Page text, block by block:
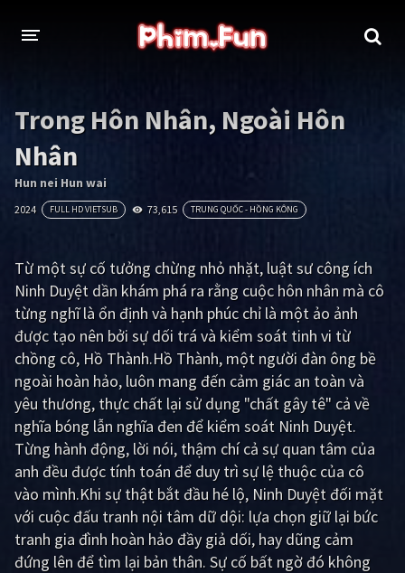
Thần thoại - Cổ trang
Tâm lý Chiến tranh
Võ thuật - Kiếm hiệp Nhạc kịch
Phiêu lưu Hài hước
Viễn tưởng Khoa học - Tài liệu
Hoạt hình Thể thao
Tình cảm - Lãng mạn Kỳ ảo
Giật gân Gia đình
Bí ẩn Lịch sử
Viễn Tây Tiểu sử
GameShow DramaTV
Trong Hôn Nhân, Ngoài Hôn
Nhân
Hun nei Hun wai
2024 FULL HD VIETSUB 73,615 TRUNG QUỐC - HỒNG KÔNG
Từ một sự cố tưởng chừng nhỏ nhặt, luật sư công ích
Ninh Duyệt dần khám phá ra rằng cuộc hôn nhân mà cô
từng nghĩ là ổn định và hạnh phúc chỉ là một ảo ảnh
được tạo nên bởi sự dối trá và kiểm soát tinh vi từ
chồng cô, Hồ Thành.Hồ Thành, một người đàn ông bề
ngoài hoàn hảo, luôn mang đến cảm giác an toàn và
yêu thương, thực chất lại sử dụng "chất gây tê" cả về
nghĩa bóng lẫn nghĩa đen để kiểm soát Ninh Duyệt.
Từng hành động, lời nói, thậm chí cả sự quan tâm của
anh đều được tính toán để duy trì sự lệ thuộc của cô
vào mình.Khi sự thật bắt đầu hé lộ, Ninh Duyệt đối mặt
với cuộc đấu tranh nội tâm dữ dội: lựa chọn giữ lại bức
tranh gia đình hoàn hảo đầy giả dối, hay dũng cảm
đứng lên để tìm lại bản thân. Sự cố bất ngờ đó không